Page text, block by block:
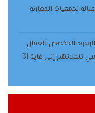
لجمعيات المغاربة
المخصص للعمال
الذين يستخدمون سياراتهم بكثافة في تنقلاتهم إلى غاية 31